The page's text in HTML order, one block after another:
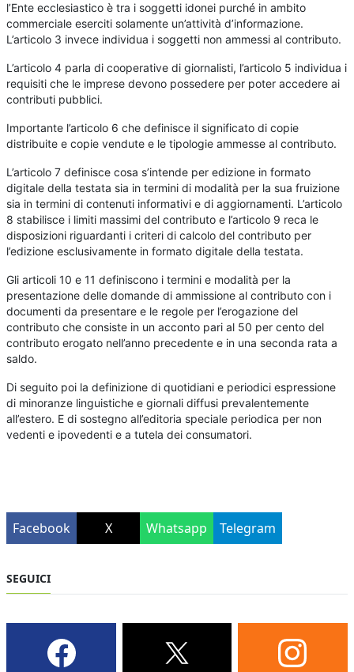
l’Ente ecclesiastico è tra i soggetti idonei purché in ambito
commerciale eserciti solamente un’attività d’informazione.
L’articolo 3 invece individua i soggetti non ammessi al contributo.
L’articolo 4 parla di cooperative di giornalisti, l’articolo 5 individua i
requisiti che le imprese devono possedere per poter accedere ai
contributi pubblici.
Importante l’articolo 6 che definisce il significato di copie
distribuite e copie vendute e le tipologie ammesse al contributo.
L’articolo 7 definisce cosa s’intende per edizione in formato
digitale della testata sia in termini di modalità per la sua fruizione
sia in termini di contenuti informativi e di aggiornamenti. L’articolo
8 stabilisce i limiti massimi del contributo e l’articolo 9 reca le
disposizioni riguardanti i criteri di calcolo del contributo per
l’edizione esclusivamente in formato digitale della testata.
Gli articoli 10 e 11 definiscono i termini e modalità per la
presentazione delle domande di ammissione al contributo con i
documenti da presentare e le regole per l’erogazione del
contributo che consiste in un acconto pari al 50 per cento del
contributo erogato nell’anno precedente e in una seconda rata a
saldo.
Di seguito poi la definizione di quotidiani e periodici espressione
di minoranze linguistiche e giornali diffusi prevalentemente
all’estero. E di sostegno all’editoria speciale periodica per non
vedenti e ipovedenti e a tutela dei consumatori.
Facebook X Whatsapp Telegram
SEGUICI